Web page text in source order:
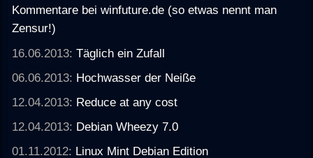
Kommentare bei winfuture.de (so etwas nennt man
Zensur!)
16.06.2013:Täglich ein Zufall
06.06.2013: Hochwasser der Neiße
12.04.2013: Reduce at any cost
12.04.2013: Debian Wheezy 7.0
01.11.2012: Linux Mint Debian Edition